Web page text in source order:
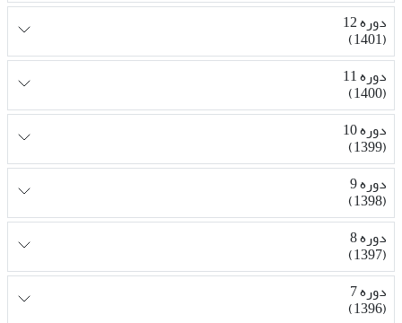
دوره 12
(1401)
دوره 11
(1400)
دوره 10
(1399)
دوره 9
(1398)
دوره 8
(1397)
دوره 7
(1396)